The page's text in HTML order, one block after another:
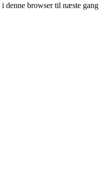
denne browser til næste gang